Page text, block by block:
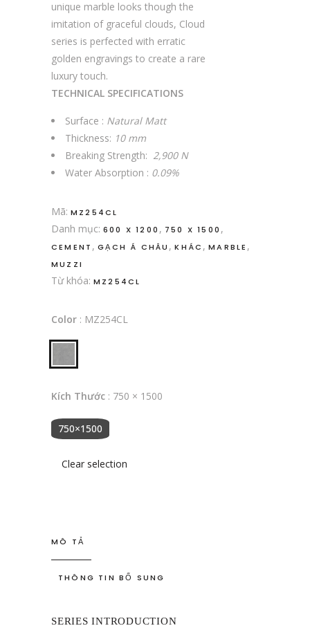
unique marble looks though the
imitation of graceful clouds, Cloud
series is perfected with erratic
golden engravings to create a rare
luxury touch.
TECHNICAL SPECIFICATIONS
Surface : Natural Matt
Thickness: 10 mm
Breaking Strength: 2,900 N
Water Absorption : 0.09%
Mã: MZ254CL
Danh mục: 600 X 1200 , 750 X 1500 ,
CEMENT ,GẠCH Á CHÂU ,KHÁC ,MARBLE ,
MUZZI
Từ khóa: MZ254CL
Color : MZ254CL
Kích Thước : 750 × 1500
750×1500
Clear selection
MÔ TẢ
THÔNG TIN BỔ SUNG
SERIES INTRODUCTION